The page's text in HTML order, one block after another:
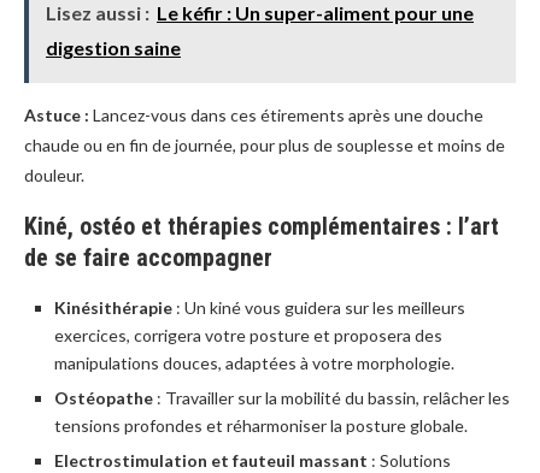
Lisez aussi : Le kéfir : Un super-aliment pour une
digestion saine
Astuce : Lancez-vous dans ces étirements après une douche
chaude ou en fin de journée, pour plus de souplesse et moins de
douleur.
Kiné, ostéo et thérapies complémentaires : l’art
de se faire accompagner
Kinésithérapie : Un kiné vous guidera sur les meilleurs
exercices, corrigera votre posture et proposera des
manipulations douces, adaptées à votre morphologie.
Ostéopathe : Travailler sur la mobilité du bassin, relâcher les
tensions profondes et réharmoniser la posture globale.
Electrostimulation et fauteuil massant : Solutions